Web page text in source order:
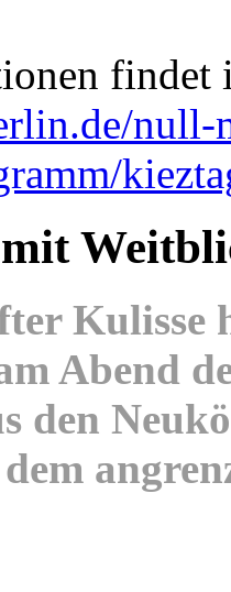
findet
null-
Kulisse
Abend
den